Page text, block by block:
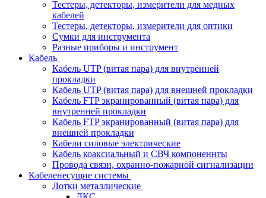
Тестеры, детекторы, измерители для медных
кабелей
Тестеры, детекторы, измерители для оптики
Сумки для инструмента
Разные приборы и инструмент
Кабель
Кабель UTP (витая пара) для внутренней
прокладки
Кабель UTP (витая пара) для внешней прокладки
Кабель FTP экранированный (витая пара) для
внутренней прокладки
Кабель FTP экранированный (витая пара) для
внешней прокладки
Кабели силовые электрические
Кабель коаксиальный и СВЧ компоненнты
Провода связи, охранно-пожарной сигнализации
Кабеленесущие системы
Лотки металлические